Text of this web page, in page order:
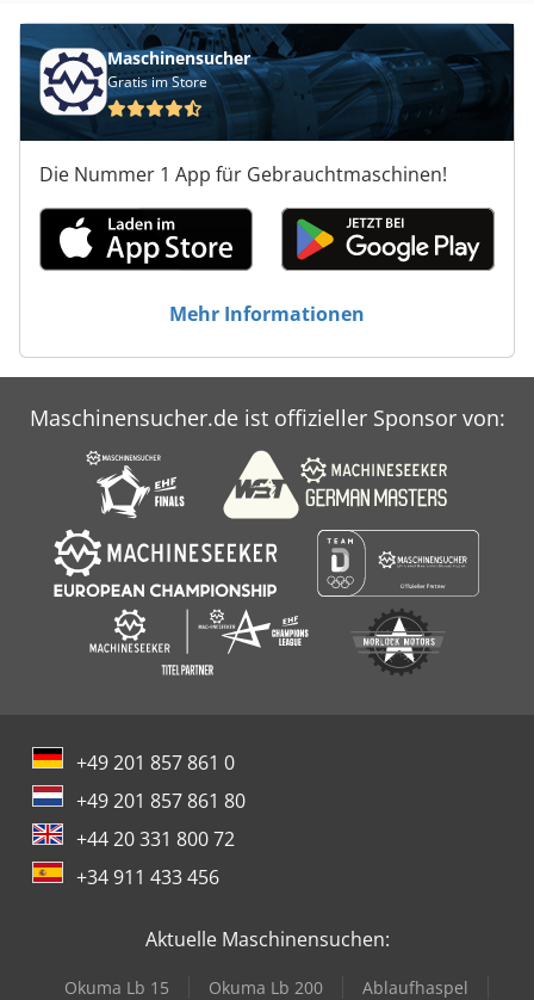
Maschinensucher
Gratis im Store
Die Nummer 1 App für Gebrauchtmaschinen!
Mehr Informationen
Maschinensucher.de ist offizieller Sponsor von:
+49 201 857 861 0
+49 201 857 861 80
+44 20 331 800 72
+34 911 433 456
Aktuelle Maschinensuchen:
Okuma Lb 15 Okuma Lb 200
Ablaufhaspel